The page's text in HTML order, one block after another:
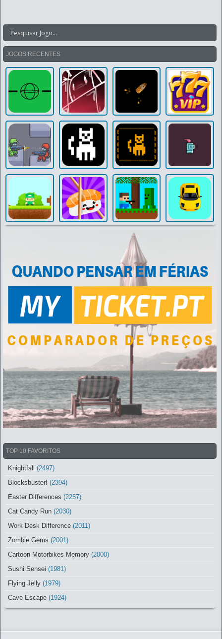
JOGOS RECENTES
TOP 10 FAVORITOS
Knightfall (2497)
Blocksbuster! (2394)
Easter Differences (2257)
Cat Candy Run (2030)
Work Desk Difference (2011)
Zombie Gems (2001)
Cartoon Motorbikes Memory (2000)
Sushi Sensei (1981)
Flying Jelly (1979)
Cave Escape (1924)